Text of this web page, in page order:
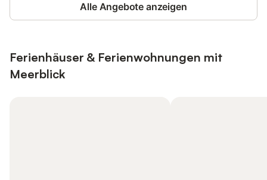
Alle Angebote anzeigen
Ferienhäuser & Ferienwohnungen mit
Meerblick